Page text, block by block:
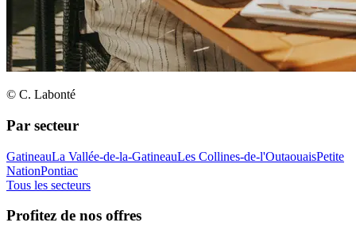
© C. Labonté
Par secteur
GatineauLa Vallée-de-la-GatineauLes Collines-de-l'OutaouaisPetite
NationPontiac
Tous les secteurs
Profitez de nos offres